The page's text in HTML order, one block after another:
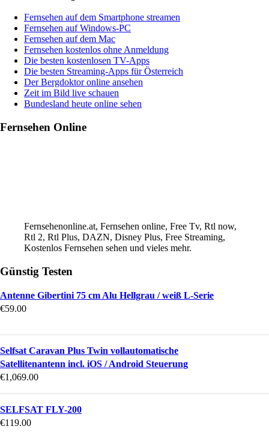
SidebarFernsehen auf dem Smartphone streamen
Fernsehen auf Windows-PC
Fernsehen auf dem Mac
Fernsehen kostenlos ohne Anmeldung
Die besten kostenlosen TV-Apps
Die besten Streaming-Apps für Österreich
Der Bergdoktor online ansehen
Zeit im Bild live schauen
Bundesland heute online sehen
Fernsehen Online
Fernsehenonline.at, Fernsehen online, Free Tv, Rtl now,
Rtl 2, Rtl Plus, DAZN, Disney Plus, Free Streaming,
Kostenlos Fernsehen sehen und vieles mehr.
Günstig Testen
Antenne Gibertini 75 cm Alu Hellgrau / weiß L-Serie
€59.00
Selfsat Caravan Plus Twin vollautomatische
Satellitenantenn incl. iOS / Android Steuerung
€1,069.00
SELFSAT FLY-200
€119.00